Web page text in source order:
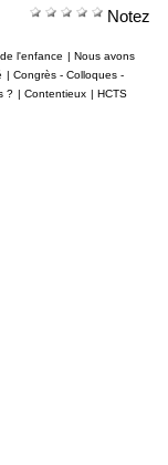
Notez
l'enfance | Nous avons
| Congrès - Colloques -
? | Contentieux | HCTS